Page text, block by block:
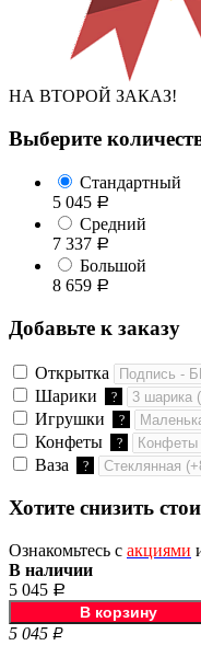
НА ВТОРОЙ ЗАКАЗ!
Выберите
Стандартный
5 045 Р
Средний
7 337 Р
Большой
8 659 Р
Добавьте к заказу
Открытка
Шарики
?
Игрушки ?
Конфеты ?
Ваза ?
Хотите снизить
Ознакомьтесь с акциями
В наличии
5 045 Р
5 045 Р